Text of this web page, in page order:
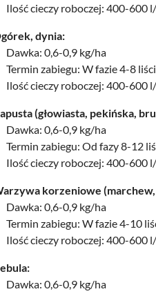
Ilość cieczy roboczej: 400-600
dynia:
Dawka: 0,6-0,9 kg/ha
Termin zabiegu: W fazie 4-8
Ilość cieczy roboczej: 400-600
(głowiasta, pekińska,
Dawka: 0,6-0,9 kg/ha
Termin zabiegu: Od fazy 8-12
Ilość cieczy roboczej: 400-600
korzeniowe
Dawka: 0,6-0,9 kg/ha
Termin zabiegu: W fazie 4-10
Ilość cieczy roboczej: 400-600
Dawka: 0,6-0,9 kg/ha